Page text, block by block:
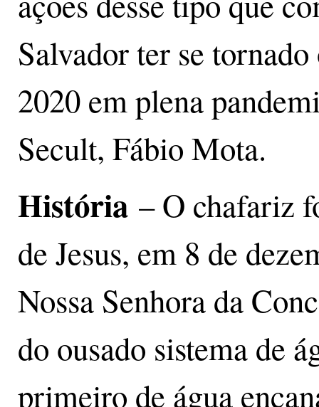
Salvador ter se
2020 em plena
Secult, Fábio Mota.
História– O chafariz
de Jesus, em 8 de
Nossa Senhora da
do ousado sistema de
primeiro de água